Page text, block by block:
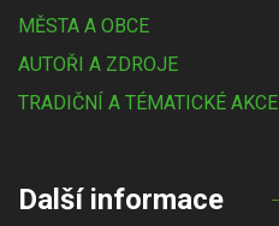
MĚSTA A OBCE
AUTOŘI A ZDROJE
TRADIČNÍ A TÉMATICKÉ AKCE
Další informace